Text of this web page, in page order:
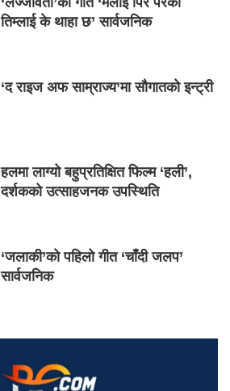
तिम्लाई के थाहा छ’ सार्वजनिक
‘द राइज अफ साम्राज्य’मा सौगातको इन्ट्री
हलमा लाग्यो बहुप्रतिक्षित फिल्म ‘हली’,
दर्शकको उत्साहजनक उपस्थिति
‘जलाकी’को पहिलो गीत ‘चाँदी जलप’
सार्वजनिक